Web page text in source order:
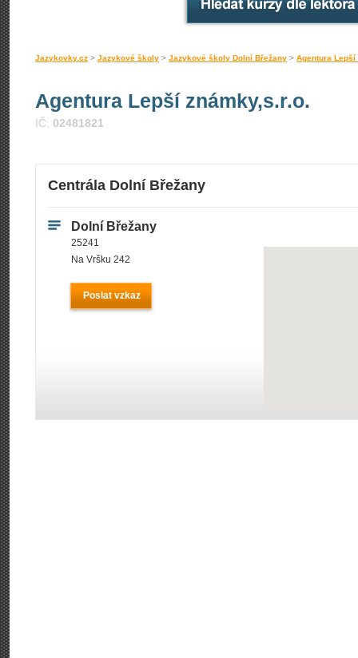
Jazykovky.cz > Jazykové školy > Jazykové školy Dolní Břežany > Agentura Lepší
Agentura Lepší známky,s.r.o.
IČ: 02481821
Centrála Dolní Břežany
Dolní Břežany
25241
Na Vršku 242
Poslat vzkaz